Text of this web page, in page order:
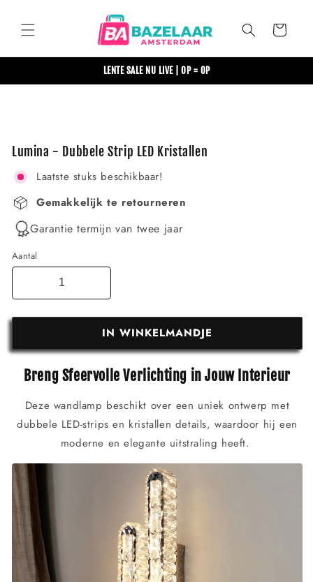
content
Winkelwagen
LENTE SALE NU LIVE | OP = OP
Lumina - Dubbele Strip LED Kristallen
Laatste stuks beschikbaar!
Gemakkelijk te retourneren
Garantie termijn van twee jaar
Aantal
IN WINKELMANDJE
Breng Sfeervolle Verlichting in Jouw Interieur
Deze wandlamp beschikt over een uniek ontwerp met
dubbele LED-strips en kristallen details, waardoor hij een
moderne en elegante uitstraling heeft.